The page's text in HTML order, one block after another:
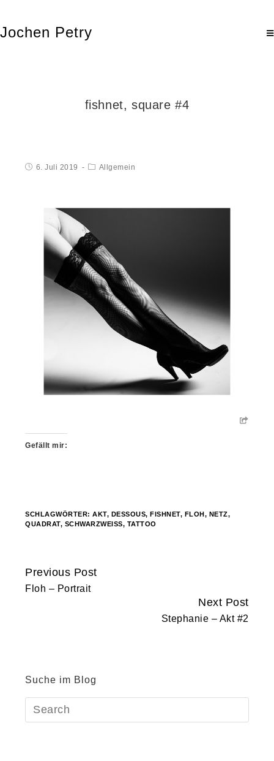
Jochen Petry
fishnet, square #4
6. Juli 2019 Allgemein
Gefällt mir:
SCHLAGWÖRTER:AKT, DESSOUS,FISHNET, FLOH, NETZ,
QUADRAT, SCHWARZWEISS , TATTOO
Continue
Reading
Previous Post
Floh – Portrait
Next Post
Stephanie – Akt #2
Suche im Blog